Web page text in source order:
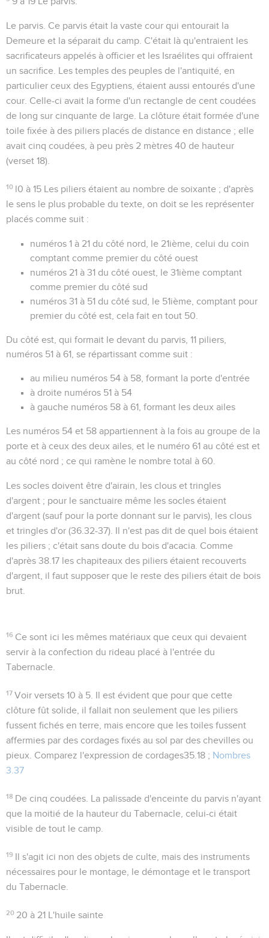
Le parvis . Ce parvis était la vaste cour qui entourait la
Demeure et la séparait du camp. C'était là qu'entraient les
sacrificateurs appelés à officier et les Israélites qui offraient
un sacrifice. Les temples des peuples de l'antiquité, en
particulier ceux des Egyptiens, étaient aussi entourés d'une
cour. Celle-ci avait la forme d'un rectangle de cent coudées
de long sur cinquante de large. La clôture était formée d'une
toile fixée à des piliers placés de distance en distance ; elle
avait cinq coudées, à peu près 2 mètres 40 de hauteur
(verset 18).
10 l0 à 15 Les piliers étaient au nombre de soixante ; d'après
le sens le plus probable du texte, on doit se les représenter
placés comme suit :
numéros 1 à 21 du côté nord, le 21ième, celui du coin
comptant comme premier du côté ouest
numéros 21 à 31 du côté ouest, le 31ième comptant
comme premier du côté sud
numéros 31 à 51 du côté sud, le 51ième, comptant pour
premier du côté est, cela fait en tout 50.
Du côté est, qui formait le devant du parvis, 11 piliers,
numéros 51 à 61, se répartissant comme suit :
au milieu numéros 54 à 58, formant la porte d'entrée
à droite numéros 51 à 54
à gauche numéros 58 à 61, formant les deux ailes
Les numéros 54 et 58 appartiennent à la fois au groupe de la
porte et à ceux des deux ailes, et le numéro 61 au côté est et
au côté nord ; ce qui ramène le nombre total à 60.
Les socles doivent être d'airain, les clous et tringles
d'argent ; pour le sanctuaire même les socles étaient
d'argent (sauf pour la porte donnant sur le parvis), les clous
et tringles d'or (36.32-37). Il n'est pas dit de quel bois étaient
les piliers ; c'était sans doute du bois d'acacia. Comme
d'après 38.17 les chapiteaux des piliers étaient recouverts
d'argent, il faut supposer que le reste des piliers était de bois
brut.
16 Ce sont ici les mêmes matériaux que ceux qui devaient
servir à la confection du rideau placé à l'entrée du
Tabernacle.
17 Voir versets 10 à 5. Il est évident que pour que cette
clôture fût solide, il fallait non seulement que les piliers
fussent fichés en terre, mais encore que les toiles fussent
affermies par des cordages fixés au sol par des chevilles ou
pieux. Comparez l'expression de cordages35.18 ; Nombres
3.37
18 De cinq coudées . La palissade d'enceinte du parvis n'ayant
que la moitié de la hauteur du Tabernacle, celui-ci était
visible de tout le camp.
19 Il s'agit ici non des objets de culte, mais des instruments
nécessaires pour le montage, le démontage et le transport
du Tabernacle.
20 20 à 21 L'huile sainte